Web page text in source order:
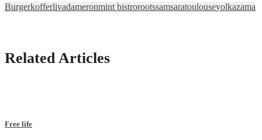
Burgerkofferlivadameronmint bistrorootssamsaratoulouseyolkazama
Related Articles
Free life